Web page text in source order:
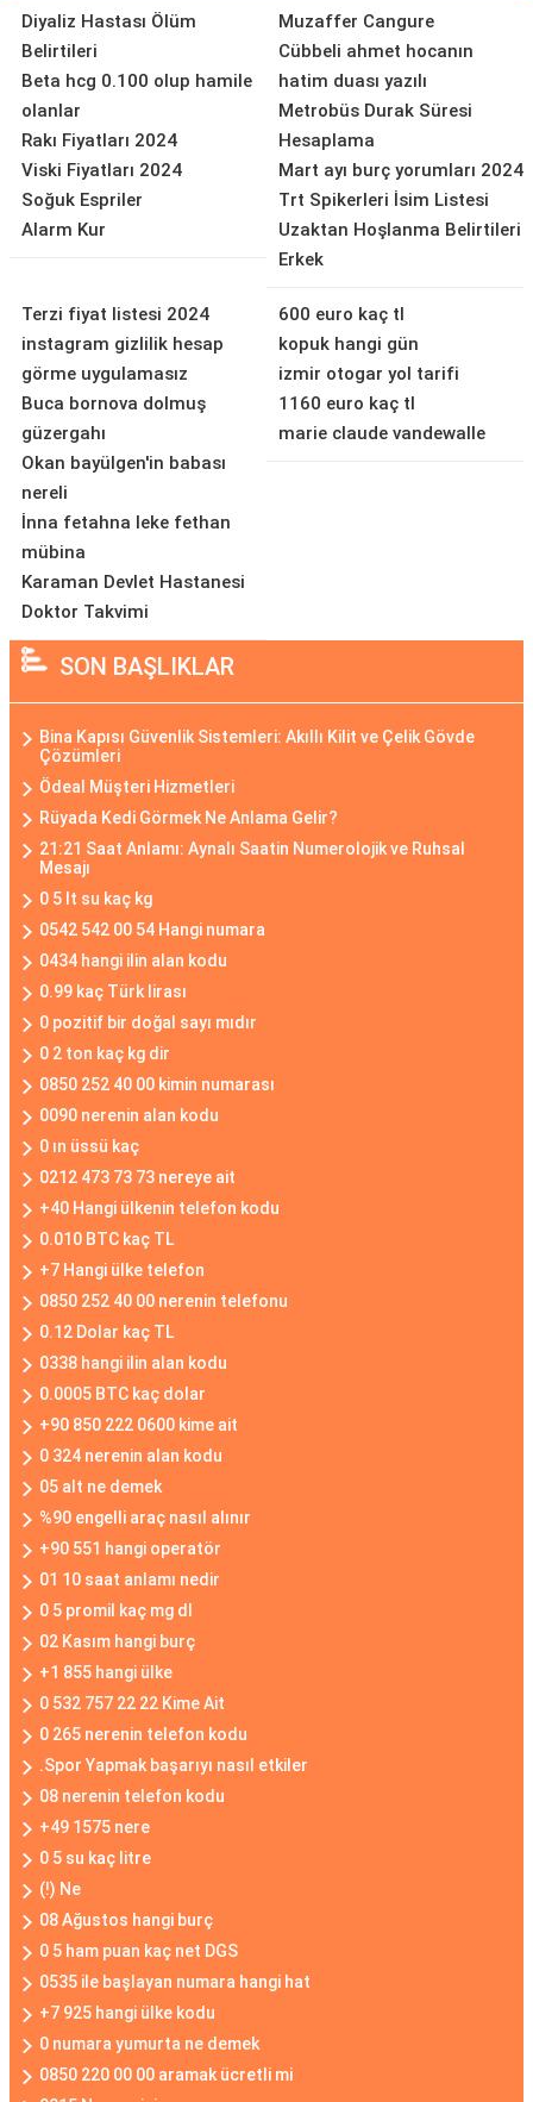
Diyaliz Hastası Ölüm
Belirtileri
Beta hcg 0.100 olup hamile
olanlar
Rakı Fiyatları 2024
Viski Fiyatları 2024
Soğuk Espriler
Alarm Kur
Muzaffer Cangure
Cübbeli ahmet hocanın
hatim duası yazılı
Metrobüs Durak Süresi
Hesaplama
Mart ayı burç yorumları 2024
Trt Spikerleri İsim Listesi
Uzaktan Hoşlanma Belirtileri
Erkek
Terzi fiyat listesi 2024
instagram gizlilik hesap
görme uygulamasız
Buca bornova dolmuş
güzergahı
Okan bayülgen'in babası
nereli
İnna fetahna leke fethan
mübina
Karaman Devlet Hastanesi
Doktor Takvimi
600 euro kaç tl
kopuk hangi gün
izmir otogar yol tarifi
1160 euro kaç tl
marie claude vandewalle
SON BAŞLIKLAR
Bina Kapısı Güvenlik Sistemleri: Akıllı Kilit ve Çelik Gövde
Çözümleri
Ödeal Müşteri Hizmetleri
Rüyada Kedi Görmek Ne Anlama Gelir?
21:21 Saat Anlamı: Aynalı Saatin Numerolojik ve Ruhsal
Mesajı
0 5 lt su kaç kg
0542 542 00 54 Hangi numara
0434 hangi ilin alan kodu
0.99 kaç Türk lirası
0 pozitif bir doğal sayı mıdır
0 2 ton kaç kg dir
0850 252 40 00 kimin numarası
0090 nerenin alan kodu
0 ın üssü kaç
0212 473 73 73 nereye ait
+40 Hangi ülkenin telefon kodu
0.010 BTC kaç TL
+7 Hangi ülke telefon
0850 252 40 00 nerenin telefonu
0.12 Dolar kaç TL
0338 hangi ilin alan kodu
0.0005 BTC kaç dolar
+90 850 222 0600 kime ait
0 324 nerenin alan kodu
05 alt ne demek
%90 engelli araç nasıl alınır
+90 551 hangi operatör
01 10 saat anlamı nedir
0 5 promil kaç mg dl
02 Kasım hangi burç
+1 855 hangi ülke
0 532 757 22 22 Kime Ait
0 265 nerenin telefon kodu
.Spor Yapmak başarıyı nasıl etkiler
08 nerenin telefon kodu
+49 1575 nere
0 5 su kaç litre
(!) Ne
08 Ağustos hangi burç
0 5 ham puan kaç net DGS
0535 ile başlayan numara hangi hat
+7 925 hangi ülke kodu
0 numara yumurta ne demek
0850 220 00 00 aramak ücretli mi